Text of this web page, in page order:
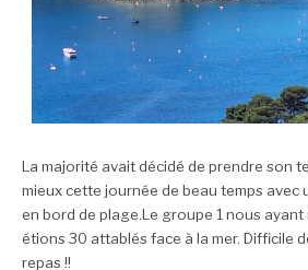
La majorité avait décidé de prendre son
mieux cette journée de beau temps avec
en bord de plage.Le groupe 1 nous
étions 30 attablés face à la mer. Difficile
repas !!